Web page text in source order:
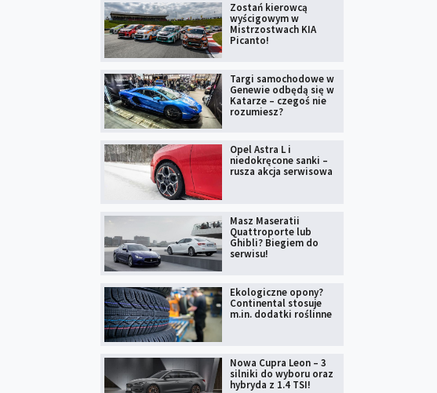
Zostań kierowcą
wyścigowym w
Mistrzostwach KIA
Picanto!
Targi samochodowe w
Genewie odbędą się w
Katarze – czegoś nie
rozumiesz?
Opel Astra L i
niedokręcone sanki –
rusza akcja serwisowa
Masz Maseratii
Quattroporte lub
Ghibli? Biegiem do
serwisu!
Ekologiczne opony?
Continental stosuje
m.in. dodatki roślinne
Nowa Cupra Leon – 3
silniki do wyboru oraz
hybryda z 1.4 TSI!